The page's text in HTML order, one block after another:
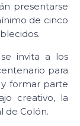
presentarse
de cinco
invita a los
para
formar parte
creativo, la
de Colón.